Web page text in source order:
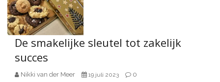
De smakelijke sleutel tot zakelijk
succes
Nikki van der Meer 19 juli 2023 0